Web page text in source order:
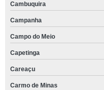
Cambuquira
Campanha
Campo do Meio
Capetinga
Careaçu
Carmo de Minas